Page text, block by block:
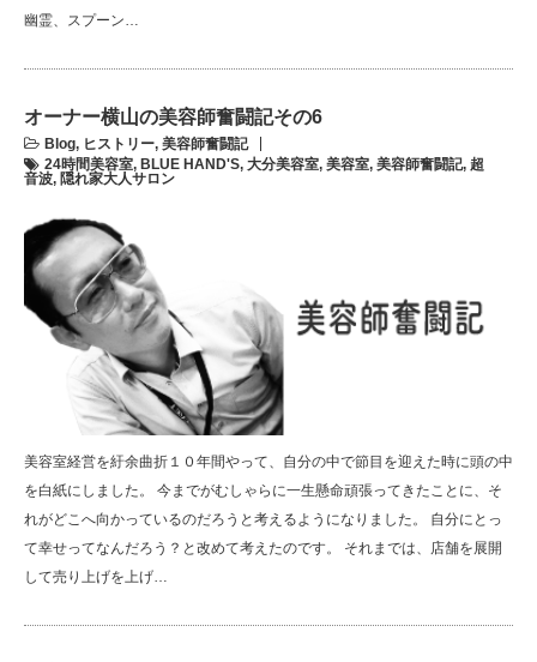
幽霊、スプーン…
オーナー横山の美容師奮闘記その6
Blog, ヒストリー, 美容師奮闘記
24時間美容室, BLUE HAND'S, 大分美容室, 美容室, 美容師奮闘記, 超
音波, 隠れ家大人サロン
美容室経営を紆余曲折１０年間やって、自分の中で節目を迎えた時に頭の中
を白紙にしました。 今までがむしゃらに一生懸命頑張ってきたことに、そ
れがどこへ向かっているのだろうと考えるようになりました。 自分にとっ
て幸せってなんだろう？と改めて考えたのです。 それまでは、店舗を展開
して売り上げを上げ…